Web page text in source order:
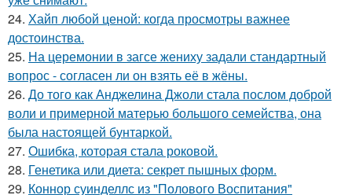
24. Хайп любой ценой: когда просмотры важнее
достоинства.
25. На церемонии в загсе жениху задали стандартный
вопрос - согласен ли он взять её в жёны.
26. До того как Анджелина Джоли стала послом доброй
воли и примерной матерью большого семейства, она
была настоящей бунтаркой.
27. Ошибка, которая стала роковой.
28. Генетика или диета: секрет пышных форм.
29. Коннор суинделлс из "Полового Воспитания"